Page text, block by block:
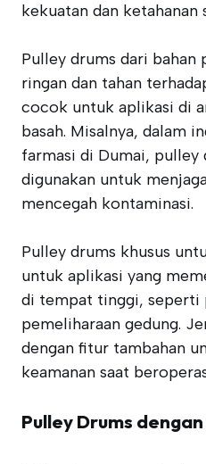
kekuatan dan ketahanan
Pulley drums dari
ringan dan tahan
cocok untuk aplikasi di
basah. Misalnya, dalam
farmasi di Dumai, pulley
digunakan untuk
mencegah kontaminasi.
Pulley drums khusus
untuk aplikasi yang
di tempat tinggi, seperti
pemeliharaan gedung.
dengan fitur tambahan
keamanan saat
Pulley Drums